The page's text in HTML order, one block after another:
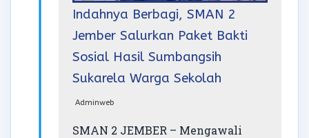
Indahnya Berbagi, SMAN 2
Jember Salurkan Paket Bakti
Sosial Hasil Sumbangsih
Sukarela Warga Sekolah
Adminweb
SMAN 2 JEMBER – Mengawali